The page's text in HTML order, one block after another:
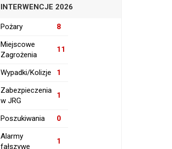
INTERWENCJE 2026
Pożary
8
Miejscowe
Zagrożenia
11
Wypadki/Kolizje
1
Zabezpieczenia
w JRG
1
Poszukiwania
0
Alarmy
fałszywe
1